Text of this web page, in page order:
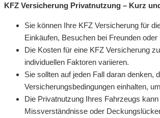
KFZ Versicherung Privatnutzung – Kurz
Sie können Ihre KFZ Versicherung für
Einkäufen, Besuchen bei Freunden
Die Kosten für eine KFZ Versicherung
individuellen Faktoren variieren.
Sie sollten auf jeden Fall daran denken,
Versicherungsbedingungen einhalten,
Die Privatnutzung Ihres Fahrzeugs
Missverständnisse oder